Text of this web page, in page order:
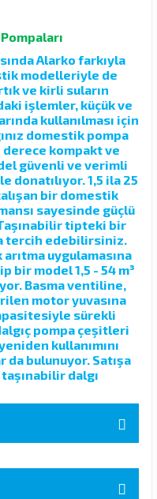
Alarko farkıyla
modelleriyle de
ve kirli suların
işlemler, küçük ve
kullanılması için
domestik pompa
kompakt ve
güvenli ve verimli
donatılıyor. 1,5 ila 25
bir domestik
sayesinde güçlü
tipteki bir
tercih edebilirsiniz.
uygulamasına
bir model 1,5 - 54 m³
Basma ventiline,
motor yuvasına
sürekli
pompa çeşitleri
kullanımını
bulunuyor. Satışa
dalgı